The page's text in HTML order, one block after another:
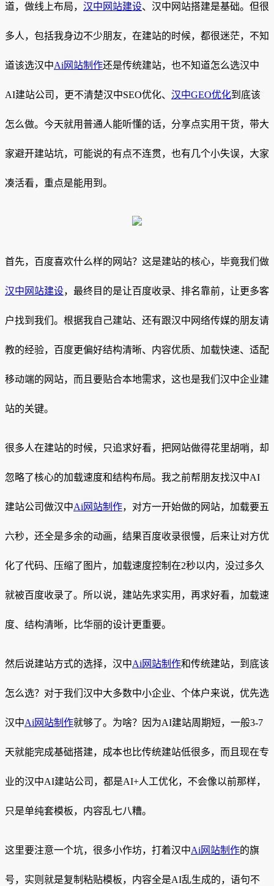
道，做线上布局， 汉中网站建设、汉中网站搭建是基础。但很
多人，包括我身边不少朋友，在建站的时候，都很迷茫，不知
道该选汉中Ai网站制作还是传统建站，也不知道怎么选汉中
AI建站公司，更不清楚汉中SEO优化、 汉中GEO优化到底该
怎么做。今天就用普通人能听懂的话，分享点实用干货，带大
家避开建站坑，可能说的有点不连贯，也有几个小失误，大家
凑活看，重点是能用到。
首先，百度喜欢什么样的网站？这是建站的核心，毕竟我们做
汉中网站建设，最终目的是让百度收录、排名靠前，让更多客
户找到我们。根据我自己建站、还有跟汉中网络传媒的朋友请
教的经验，百度更偏好结构清晰、内容优质、加载快速、适配
移动端的网站，而且要贴合本地需求，这也是我们汉中企业建
站的关键。
很多人在建站的时候，只追求好看，把网站做得花里胡哨，却
忽略了核心的加载速度和结构布局。我之前帮朋友找汉中AI
建站公司做汉中Ai网站制作，对方一开始做的网站，加载要五
六秒，还全是多余的动画，结果百度收录很慢，后来让对方优
化了代码、压缩了图片，加载速度控制在2秒以内，没过多久
就被百度收录了。所以说，建站先求实用，再求好看，加载速
度、结构清晰，比华丽的设计更重要。
然后说建站方式的选择，汉中Ai网站制作和传统建站，到底该
怎么选？对于我们汉中大多数中小企业、个体户来说，优先选
汉中Ai网站制作就够了。为啥？因为AI建站周期短，一般3-7
天就能完成基础搭建，成本也比传统建站低很多，而且现在专
业的汉中AI建站公司，都是AI+人工优化，不会像以前那样，
只是单纯套模板，内容乱七八糟。
这里要注意一个坑，很多小作坊，打着汉中Ai网站制作的旗
号，实则就是复制粘贴模板，内容全是AI乱生成的，语句不